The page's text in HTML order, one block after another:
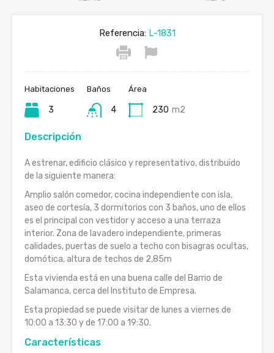
Referencia:L-1831
Habitaciones
3
Baños
4
Área
230 m2
Descripción
A estrenar, edificio clásico y representativo, distribuido
de la siguiente manera:
Amplio salón comedor, cocina independiente con isla,
aseo de cortesía, 3 dormitorios con 3 baños, uno de ellos
es el principal con vestidor y acceso a una terraza
interior. Zona de lavadero independiente, primeras
calidades, puertas de suelo a techo con bisagras ocultas,
domótica, altura de techos de 2,85m
Esta vivienda está en una buena calle del Barrio de
Salamanca, cerca del Instituto de Empresa.
Esta propiedad se puede visitar de lunes a viernes de
10:00 a 13:30 y de 17:00 a 19:30.
Características